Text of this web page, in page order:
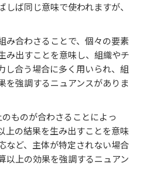
ば同じ意味で使われますが、
み合わさることで、個々の要素
み出すことを意味し、組織やチ
し合う場合に多く用いられ、組
を強調するニュアンスがありま
ものが合わさることによっ
上の結果を生み出すことを意味
など、主体が特定されない場合
以上の効果を強調するニュアン